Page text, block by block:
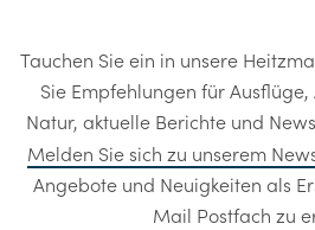
Tauchen Sie ein in unsere
Sie Empfehlungen für
Natur, aktuelle Berichte und
Melden Sie sich zu unserem
Angebote und Neuigkeiten als
Mail Postfach zu